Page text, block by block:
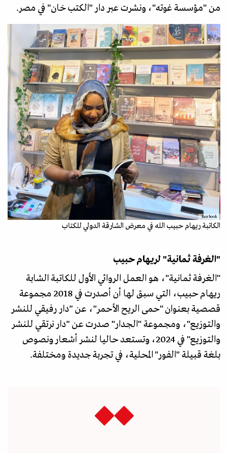
من "مؤسسة غوته"، ونشرت عبر دار "الكتب خان" في مصر.
facebook
الكاتبة ريهام حبيب الله في معرض الشارقة الدولي للكتاب
"الغرفة ثمانية" لريهام حبيب
"الغرفة ثمانية"، هو العمل الروائي الأول للكاتبة الشابة
ريهام حبيب، التي سبق لها أن أصدرت في 2018 مجموعة
قصصية بعنوان "حمى الريح الأحمر"، عن "دار رفيقي للنشر
والتوزيع"، ومجموعة "الجدار" صدرت عن "دار نرتقي للنشر
والتوزيع" في 2024، وتستعد حاليا لنشر أشعار ونصوص
بلغة قبيلة "الفور" المحلية، في تجربة جديدة ومختلفة.